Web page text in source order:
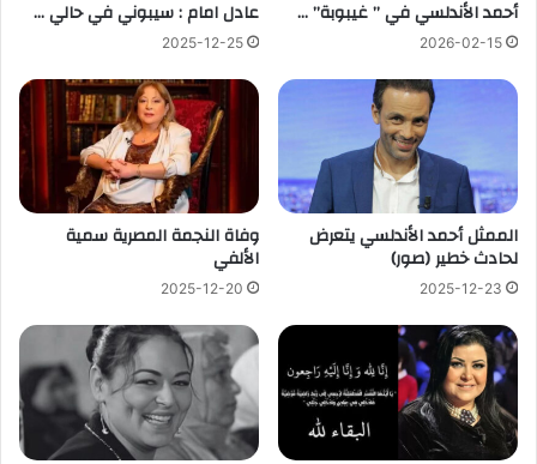
أحمد الأندلسي في ” غيبوبة” …
2026-02-15
عادل امام : سيبوني في حالي …
2025-12-25
الممثل أحمد الأندلسي يتعرض
لحادث خطير (صور)
2025-12-23
وفاة النجمة المصرية سمية
الألفي
2025-12-20